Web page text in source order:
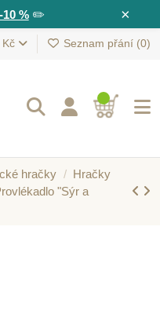
×
%✏️
Kč Seznam přání (0)
hračky
Hračky
"Sýr a